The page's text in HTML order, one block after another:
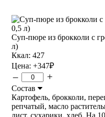
Суп-пюре из брокколи с
л)
Ккал: 427
Цена: +347₽
– +
Состав
Картофель, брокколи,
репчатый, масло
лист, сухарики, хлеб. На